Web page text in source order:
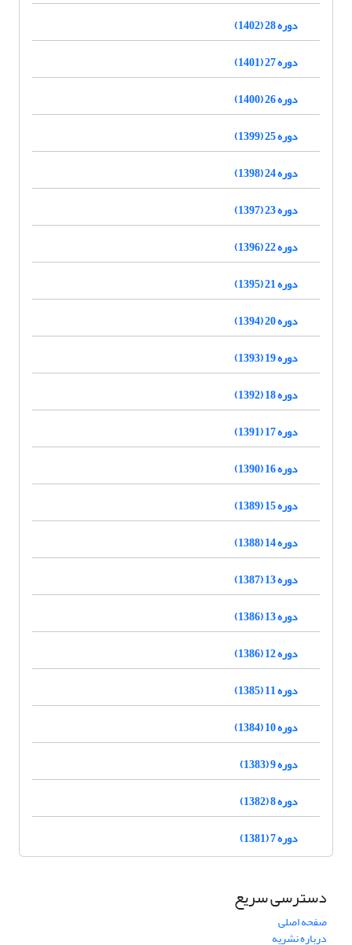
دوره 28 (1402)
دوره 27 (1401)
دوره 26 (1400)
دوره 25 (1399)
دوره 24 (1398)
دوره 23 (1397)
دوره 22 (1396)
دوره 21 (1395)
دوره 20 (1394)
دوره 19 (1393)
دوره 18 (1392)
دوره 17 (1391)
دوره 16 (1390)
دوره 15 (1389)
دوره 14 (1388)
دوره 13 (1387)
دوره 13 (1386)
دوره 12 (1386)
دوره 11 (1385)
دوره 10 (1384)
دوره 9 (1383)
دوره 8 (1382)
دوره 7 (1381)
دسترسی سریع
صفحه اصلی
درباره نشریه